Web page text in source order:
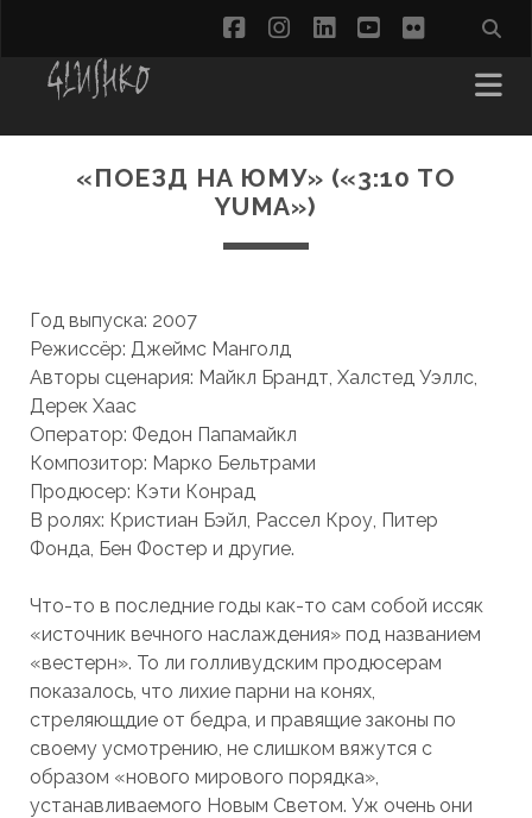
facebookinstagram
linkedin
youtube
flickr
«ПОЕЗД НА ЮМУ» («3:10 TO
YUMA»)
Год выпуска: 2007
Режиссёр: Джеймс Манголд
Авторы сценария: Майкл Брандт, Халстед Уэллс,
Дерек Хаас
Оператор: Федон Папамайкл
Композитор: Марко Бельтрами
Продюсер: Кэти Конрад
В ролях: Кристиан Бэйл, Рассел Кроу, Питер
Фонда, Бен Фостер и другие.
Что-то в последние годы как-то сам собой иссяк
«источник вечного наслаждения» под названием
«вестерн». То ли голливудским продюсерам
показалось, что лихие парни на конях,
стреляющдие от бедра, и правящие законы по
своему усмотрению, не слишком вяжутся с
образом «нового мирового порядка»,
устанавливаемого Новым Светом. Уж очень они